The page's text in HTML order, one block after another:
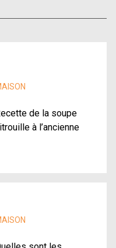
de la soupe
à l’ancienne